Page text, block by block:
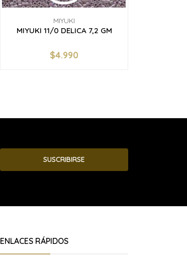
MIYUKI
MIYUKI 11/0 DELICA 7,2 GM
+
$4.990
SUSCRIBIRSE
ENLACES RÁPIDOS